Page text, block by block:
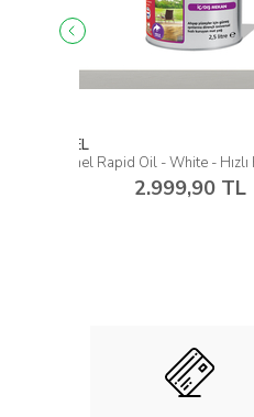
Hemel Rapid Oil -